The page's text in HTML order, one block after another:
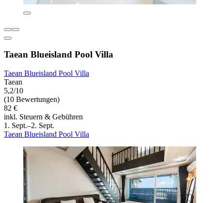
Taean Blueisland Pool Villa
Taean Blueisland Pool Villa
Taean
5,2/10
(10 Bewertungen)
82 €
inkl. Steuern & Gebühren
1. Sept.–2. Sept.
Taean Blueisland Pool Villa